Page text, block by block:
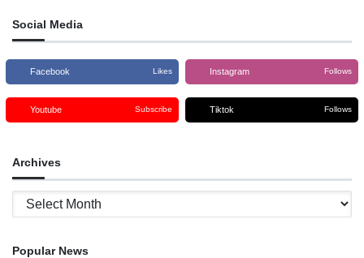
Social Media
Facebook Likes Instagram Follows
Youtube Subscribe Tiktok Follows
Archives
Archives
Popular News